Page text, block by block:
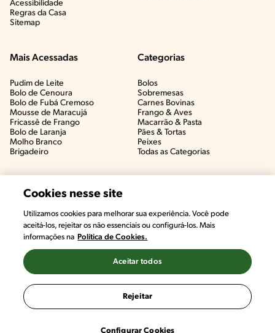
Acessibilidade
Regras da Casa
Sitemap
Mais Acessadas
Pudim de Leite
Bolo de Cenoura
Bolo de Fubá Cremoso
Mousse de Maracujá
Fricassê de Frango
Bolo de Laranja
Molho Branco
Brigadeiro
Categorias
Bolos
Sobremesas
Carnes Bovinas​
Frango & Aves​
Macarrão & Pasta​
Pães & Tortas​
Peixes
Todas as Categorias
Cookies nesse site
Utilizamos cookies para melhorar sua experiência. Você pode
aceitá-los, rejeitar os não essenciais ou configurá-los. Mais
informações na Política de Cookies.
Configurar Cookies
Rejeitar
Aceitar todos